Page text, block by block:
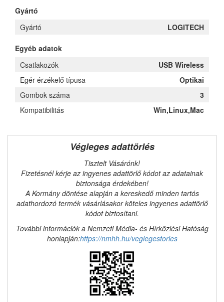
Gyártó
Gyártó
LOGITECH
Egyéb adatok
Csatlakozók
USB Wireless
Egér érzékelő típusa
Optikai
Gombok száma
3
Kompatibilitás
Win,Linux,Mac
Végleges adattörlés
Tisztelt Vásárónk!
Fizetésnél kérje az ingyenes adattörlő kódot az adatainak
biztonsága érdekében!
A Kormány döntése alapján a kereskedő minden tartós
adathordozó termék vásárlásakor köteles ingyenes adattörlő
kódot biztosítani.
További információk a Nemzeti Média- és Hírközlési Hatóság
honlapján:https://nmhh.hu/veglegestorles